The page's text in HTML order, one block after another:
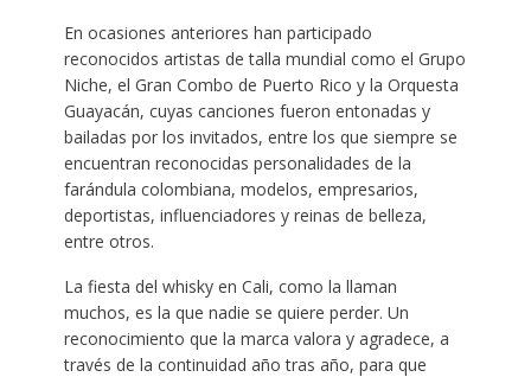
En ocasiones anteriores han participado
reconocidos artistas de talla mundial como el Grupo
Niche, el Gran Combo de Puerto Rico y la Orquesta
Guayacán, cuyas canciones fueron entonadas y
bailadas por los invitados, entre los que siempre se
encuentran reconocidas personalidades de la
farándula colombiana, modelos, empresarios,
deportistas, influenciadores y reinas de belleza,
entre otros.
La fiesta del whisky en Cali, como la llaman
muchos, es la que nadie se quiere perder. Un
reconocimiento que la marca valora y agradece, a
través de la continuidad año tras año, para que